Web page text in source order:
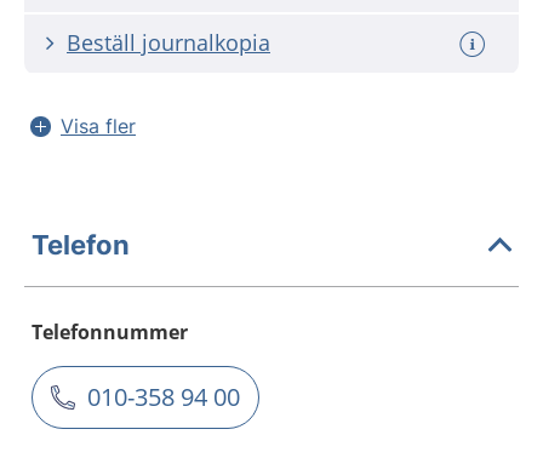
Beställ journalkopia
Visa fler
Telefon
Telefonnummer
010-358 94 00